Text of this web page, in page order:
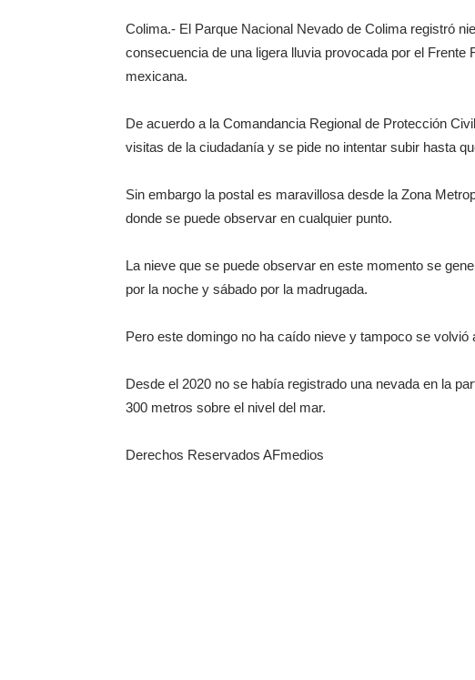
Colima.- El Parque Nacional Nevado de Colima registró
consecuencia de una ligera lluvia provocada por el Frente
mexicana.
De acuerdo a la Comandancia Regional de Protección
visitas de la ciudadanía y se pide no intentar subir hasta
Sin embargo la postal es maravillosa desde la Zona
donde se puede observar en cualquier punto.
La nieve que se puede observar en este momento se
por la noche y sábado por la madrugada.
Pero este domingo no ha caído nieve y tampoco se volvió
Desde el 2020 no se había registrado una nevada en la
300 metros sobre el nivel del mar.
Derechos Reservados AFmedios